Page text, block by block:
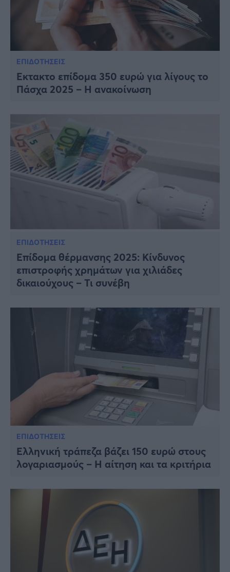
ΕΠΙΔΟΤΗΣΕΙΣ
Έκτακτο επίδομα 350 ευρώ για λίγους το
Πάσχα 2025 – Η ανακοίνωση
ΕΠΙΔΟΤΗΣΕΙΣ
Επίδομα θέρμανσης 2025: Κίνδυνος
επιστροφής χρημάτων για χιλιάδες
δικαιούχους – Τι συνέβη
ΕΠΙΔΟΤΗΣΕΙΣ
Ελληνική τράπεζα βάζει 150 ευρώ στους
λογαριασμούς – Η αίτηση και τα κριτήρια